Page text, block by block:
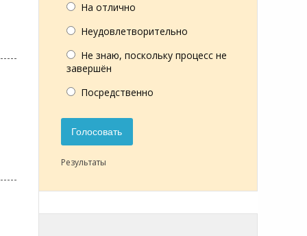
На отлично
Неудовлетворительно
Не знаю, поскольку процесс не
завершён
Посредственно
Голосовать
Результаты